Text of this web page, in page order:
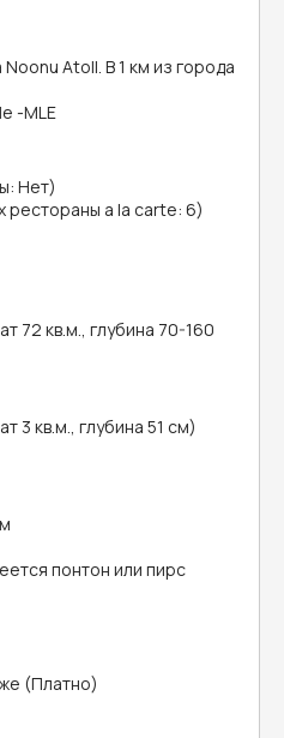
Atoll. В 1 км из города
-MLE
Нет)
рестораны a la carte: 6)
72 кв.м., глубина 70-160
3 кв.м., глубина 51 см)
понтон или пирс
(Платно)